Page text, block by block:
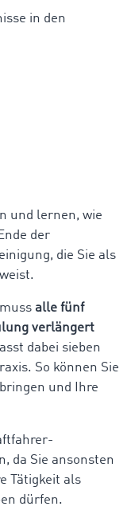
in den
und lernen, wie
der
die Sie als
alle fünf
verlängert
dabei sieben
So können Sie
und Ihre
da Sie ansonsten
Tätigkeit als
dürfen.